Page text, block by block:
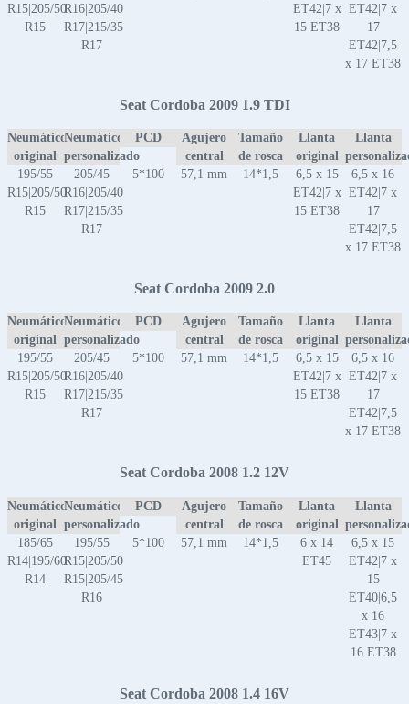
R15|205/50
R15
R16|205/40
R17|215/35
R17
ET42|7 x
15 ET38
ET42|7 x
17
ET42|7,5
x 17 ET38
Seat Cordoba 2009 1.9 TDI
Neumático
original
Neumático
personalizado
PCD
Agujero
central
Tamaño
de rosca
Llanta
original
Llanta
195/55
R15|205/50
R15
205/45
R16|205/40
R17|215/35
R17
5*100 57,1 mm 14*1,5
6,5 x 15
ET42|7 x
15 ET38
6,5 x 16
ET42|7 x
17
ET42|7,5
x 17 ET38
Seat Cordoba 2009 2.0
Neumático
original
Neumático
personalizado
PCD
Agujero
central
Tamaño
de rosca
Llanta
original
Llanta
195/55
R15|205/50
R15
205/45
R16|205/40
R17|215/35
R17
5*100 57,1 mm 14*1,5
6,5 x 15
ET42|7 x
15 ET38
6,5 x 16
ET42|7 x
17
ET42|7,5
x 17 ET38
Seat Cordoba 2008 1.2 12V
Neumático
original
Neumático
personalizado
PCD
Agujero
central
Tamaño
de rosca
Llanta
original
Llanta
185/65
R14|195/60
R14
195/55
R15|205/50
R15|205/45
R16
5*100 57,1 mm 14*1,5
6 x 14
ET45
6,5 x 15
ET42|7 x
15
ET40|6,5
x 16
ET43|7 x
16 ET38
Seat Cordoba 2008 1.4 16V